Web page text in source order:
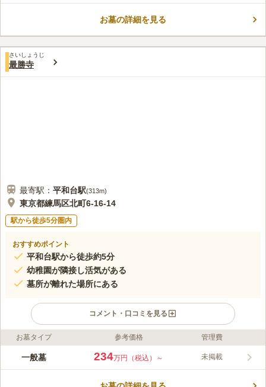
お墓の詳細を見る
さいしょうじ
最勝寺
最寄駅： 平和台駅(313m)
東京都練馬区北町6-16-14
駅から徒歩5分圏内
おすすめポイント
平和台駅から徒歩約5分
幼稚園が隣接し活気がある
墓所が離れた場所にある
コメント・口コミを見る
ライフドット編集部のコメント
練馬区北町にある、こじんまりとした寺院です。寛永2年（1625
お墓タイプ 参考価格 管理費
一般墓 234万円（税込）～ 未掲載